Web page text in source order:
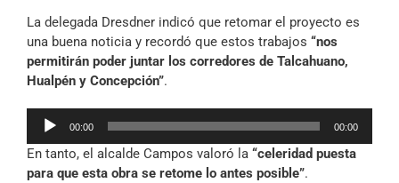
La delegada Dresdner indicó que retomar el proyecto es
una buena noticia y recordó que estos trabajos “nos
permitirán poder juntar los corredores de Talcahuano,
Hualpén y Concepción”.
Reproductor
audio
00:00 00:00
En tanto, el alcalde Campos valoró la “celeridad puesta
para que esta obra se retome lo antes posible”.